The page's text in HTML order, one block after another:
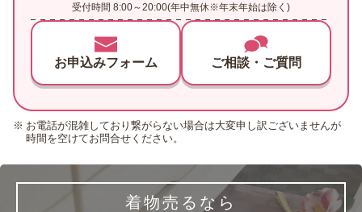
受付時間 8:00～20:00(年中無休※年末年始は除く)
お申込みフォーム ご相談・ご質問
お電話が混雑しており繋がらない場合は大変申し訳ございませんが
時間を空けてお問合せください。
着物売るなら